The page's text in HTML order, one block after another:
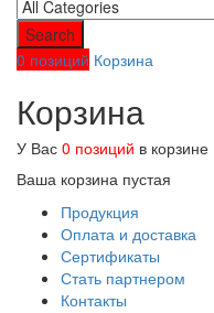
Search
0 позиций Корзина
Корзина
У Вас 0 позиций в корзине
Ваша корзина пустая
Продукция
Оплата и доставка
Сертификаты
Стать партнером
Контакты